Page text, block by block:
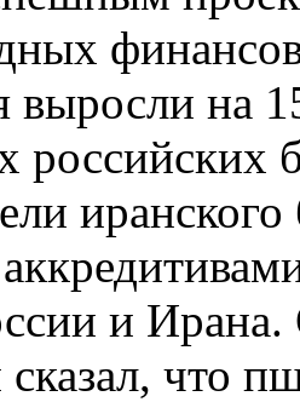
выросли на
российских
и
что